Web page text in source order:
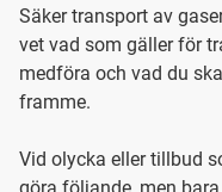
Säker transport av
vet vad som gäller för
medföra och vad du
framme.
Vid olycka eller tillbud